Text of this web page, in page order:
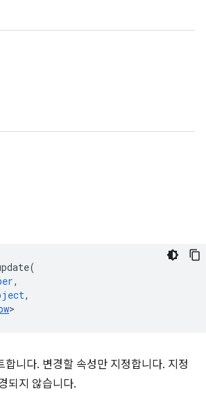
(
,
,
>
합니다. 변경할 속성만 지정합니다. 지정
되지 않습니다.